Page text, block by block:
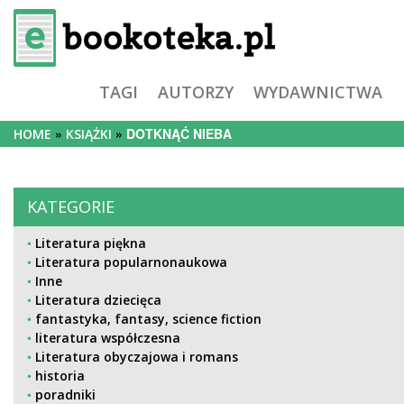
TAGI AUTORZY WYDAWNICTWA
HOME KSIĄŻKI DOTKNĄĆ NIEBA
KATEGORIE
Literatura piękna
Literatura popularnonaukowa
Inne
Literatura dziecięca
fantastyka, fantasy, science fiction
literatura współczesna
Literatura obyczajowa i romans
historia
poradniki